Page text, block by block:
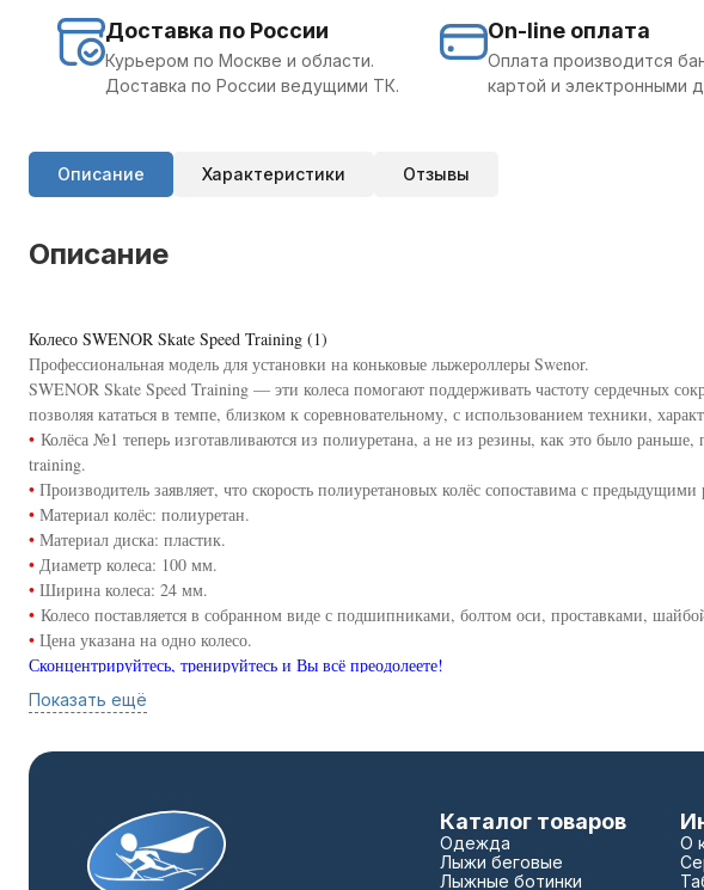
Доставка по России
Курьером по Москве и области.
Доставка по России ведущими ТК.
On-line оплата
Оплата производится
картой и электронными
Описание Характеристики Отзывы
Описание
Колесо SWENOR Skate Speed Training (1)
Профессиональная модель для установки на коньковые лыжероллеры Swenor.
SWENOR Skate Speed Training — эти колеса помогают поддерживать частоту сердечных
позволяя кататься в темпе, близком к соревновательному, с использованием техники,
• Колёса №1 теперь изготавливаются из полиуретана, а не из резины, как это было раньше,
training.
• Производитель заявляет, что скорость полиуретановых колёс сопоставима с
• Материал колёс: полиуретан.
• Материал диска: пластик.
• Диаметр колеса: 100 мм.
• Ширина колеса: 24 мм.
• Колесо поставляется в собранном виде с подшипниками, болтом оси, проставками,
• Цена указана на одно колесо.
Сконцентрируйтесь, тренируйтесь и Вы всё преодолеете!
Показать ещё
Каталог товаров
Одежда
Лыжи беговые
Лыжные ботинки
О